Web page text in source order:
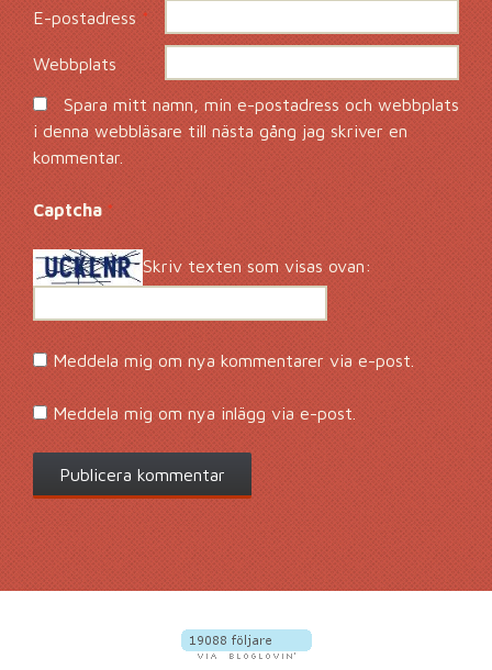
E-postadress *
Webbplats
Spara mitt namn, min e-postadress och webbplats
i denna webbläsare till nästa gång jag skriver en
kommentar.
Captcha*
Skriv texten som visas ovan:
Meddela mig om nya kommentarer via e-post.
Meddela mig om nya inlägg via e-post.